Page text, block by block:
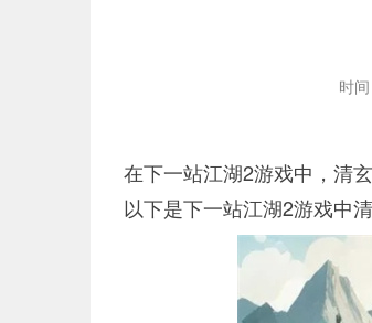
时
在下一站江湖2游戏中，清
以下是下一站江湖2游戏中